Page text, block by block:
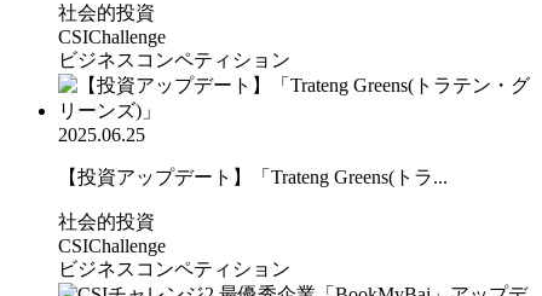
社会的投資
CSIChallenge
ビジネスコンペティション
2025.06.25
【投資アップデート】「Trateng Greens(トラ...
社会的投資
CSIChallenge
ビジネスコンペティション